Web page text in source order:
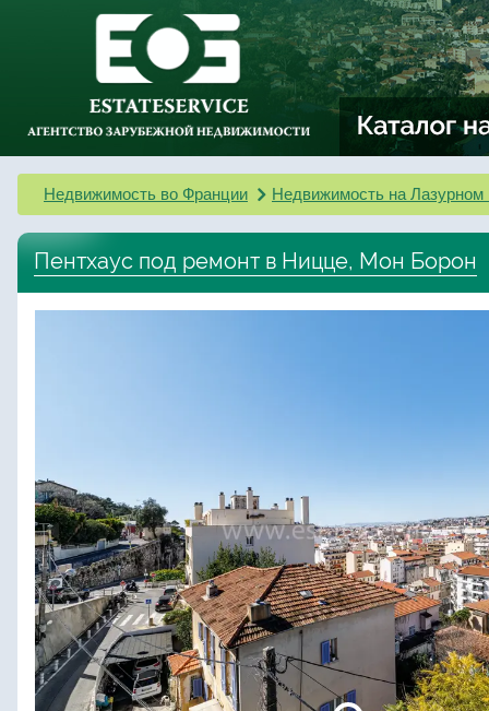
Недвижимость во Франции Недвижимость на Лазурном
Пентхаус под ремонт в Ницце, Мон Борон